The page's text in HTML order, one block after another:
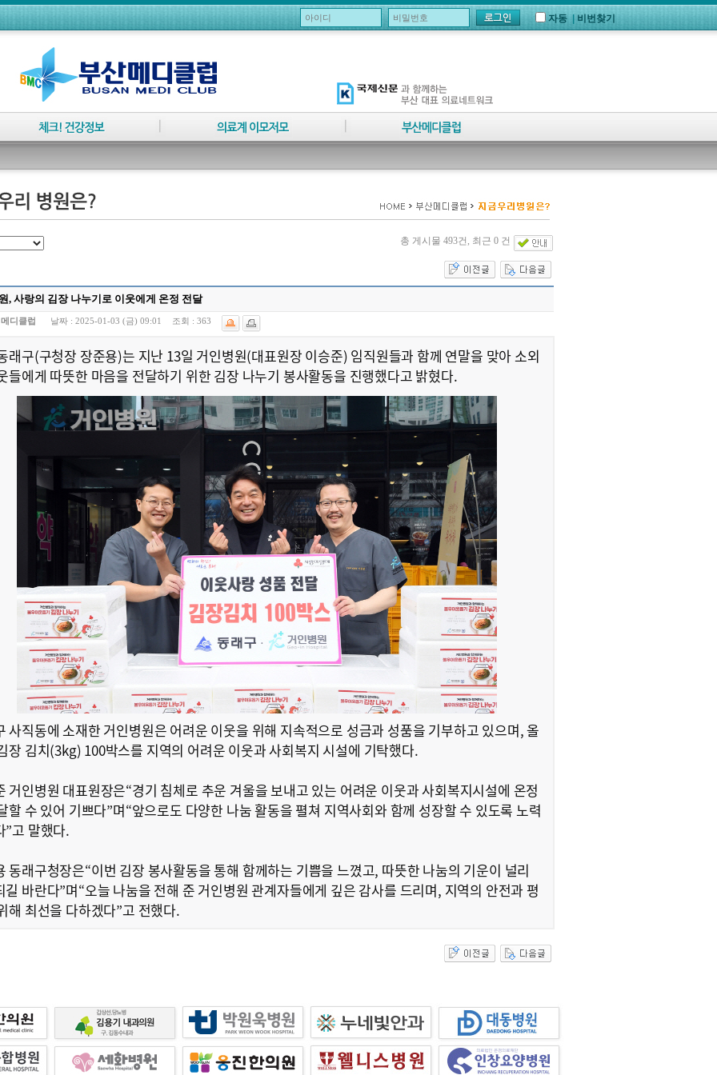
자동 비번찾기
총 게시물 493건, 최근 0 건
, 사랑의 김장 나누기로 이웃에게 온정 전달
메디클럽 날짜 : 2025-01-03 (금) 09:01 조회 : 363
래구(구청장 장준용)는 지난 13일 거인병원(대표원장 이승준) 임직원들과 함께 연말을 맞아 소외
들에게 따뜻한 마음을 전달하기 위한 김장 나누기 봉사활동을 진행했다고 밝혔다.
사직동에 소재한 거인병원은 어려운 이웃을 위해 지속적으로 성금과 성품을 기부하고 있으며, 올
장 김치(3kg) 100박스를 지역의 어려운 이웃과 사회복지 시설에 기탁했다.
거인병원 대표원장은“경기 침체로 추운 겨울을 보내고 있는 어려운 이웃과 사회복지시설에 온정
할 수 있어 기쁘다”며“앞으로도 다양한 나눔 활동을 펼쳐 지역사회와 함께 성장할 수 있도록 노력
”고 말했다.
동래구청장은“이번 김장 봉사활동을 통해 함께하는 기쁨을 느꼈고, 따뜻한 나눔의 기운이 널리
길 바란다”며“오늘 나눔을 전해 준 거인병원 관계자들에게 깊은 감사를 드리며, 지역의 안전과 평
해 최선을 다하겠다”고 전했다.